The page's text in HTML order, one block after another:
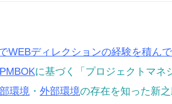
WEBディレクションの経験を積ん
PMBOKに基づく「プロジェクトマネ
環境 ・ 外部環境の存在を知った新